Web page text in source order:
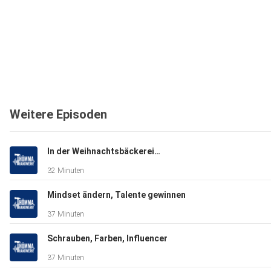
Weitere Episoden
In der Weihnachtsbäckerei…
32 Minuten
Mindset ändern, Talente gewinnen
37 Minuten
Schrauben, Farben, Influencer
37 Minuten